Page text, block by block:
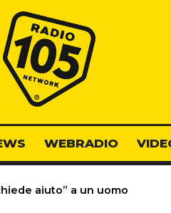
Radio 105
WEBRADIO
aiuto” a un uomo